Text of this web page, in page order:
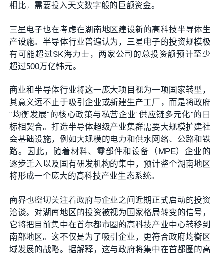
相比，需要投入天文数字般的巨额资金。
三星电子也在考虑在湖南地区建设新的高科技半导体生
产设施。半导体行业普遍认为，三星电子的投资规模极
有可能超过SK海力士，两家公司的总投资额预计至少
超过500万亿韩元。
商业和半导体行业将这一庞大项目视为一项国家转型，
其意义远不止于吸引企业或新建生产工厂，而是将政府
“均衡发展”的核心政策与私营企业“供应链多元化”的目
标相契合。打造半导体超级产业集群需要大规模扩建社
会基础设施，例如大规模的电力和供水网络、公路和铁
路。因此，随着材料、零部件和设备（MPE）企业的
逐步迁入以及国有研发机构的集中，预计整个湖南地区
将形成一个庞大的高科技产业生态系统。
商界也密切关注着政府与企业之间近期正式启动的投资
洽谈。对湖南地区的投资被视为国家格局转变的信号，
它将把目前集中在首尔都市圈的高科技产业中心转移到
南部地区。这不仅是为了吸引企业，更符合政府均衡区
域发展的战略。据解释，这与政府将集中在首都圈的高